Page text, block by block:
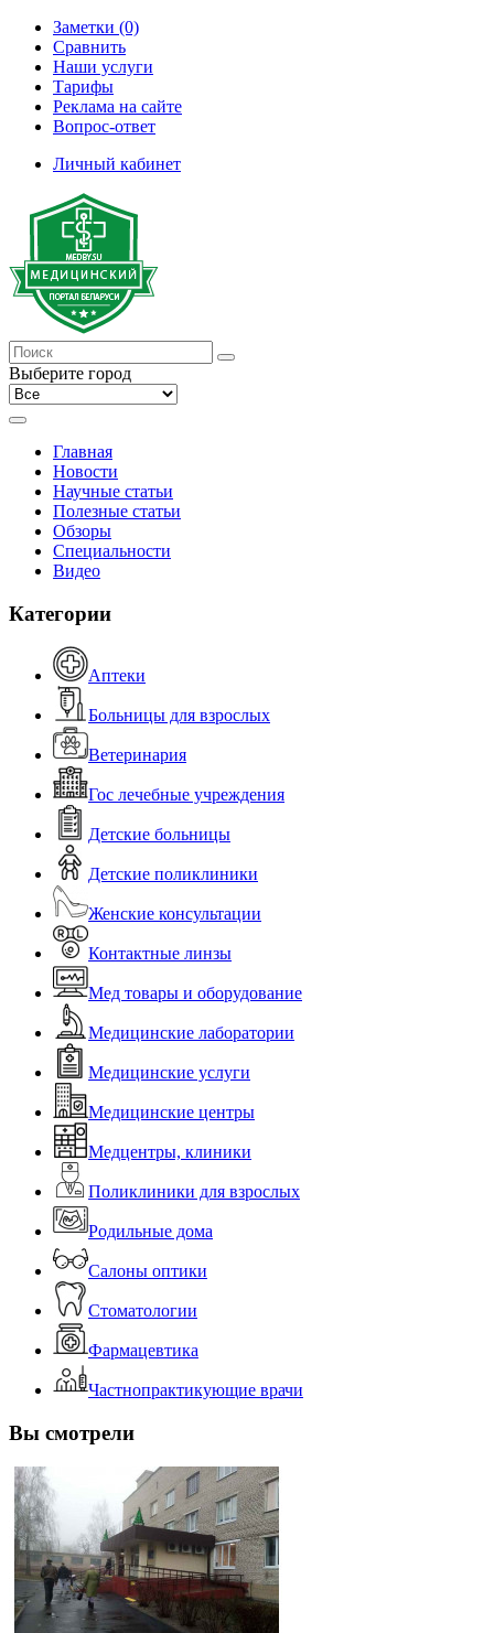
Заметки (0)
Сравнить
Наши услуги
Тарифы
Реклама на сайте
Вопрос-ответ
Личный кабинет
Выберите город
Главная
Новости
Научные статьи
Полезные статьи
Обзоры
Специальности
Видео
Категории
Аптеки
Больницы для взрослых
Ветеринария
Гос лечебные учреждения
Детские больницы
Детские поликлиники
Женские консультации
Контактные линзы
Мед товары и оборудование
Медицинские лаборатории
Медицинские услуги
Медицинские центры
Медцентры, клиники
Поликлиники для взрослых
Родильные дома
Салоны оптики
Стоматологии
Фармацевтика
Частнопрактикующие врачи
Вы смотрели